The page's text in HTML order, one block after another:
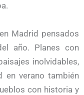
Madrid pensados
año. Planes con
inolvidables,
en verano también
con historia y